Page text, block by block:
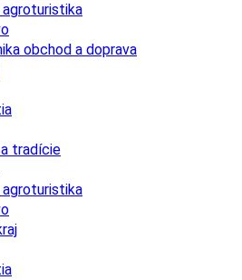
obchod a doprava
tradície